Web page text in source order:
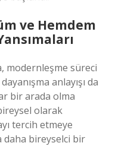
ve Hemdem
modernleşme süreci
anlayışı da
bir arada olma
olarak
tercih etmeye
daha bireyselci bir